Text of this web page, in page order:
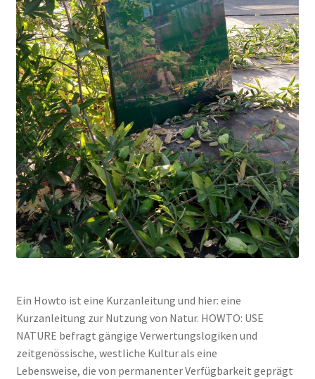
Ein Howto ist eine Kurzanleitung und hier: eine
Kurzanleitung zur Nutzung von Natur. HOWTO: USE
NATURE befragt gängige Verwertungslogiken und
zeitgenössische, westliche Kultur als eine
Lebensweise, die von permanenter Verfügbarkeit geprägt